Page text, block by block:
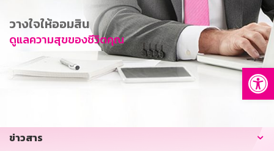
การพัฒนาที่ยั่งยืน
ข่าวสาร
บริการทางการเงิน
อื่นๆ
วางใจให้ออมสิน
ดูแลความสุขของชีวิตคุณ
ข่าวสาร